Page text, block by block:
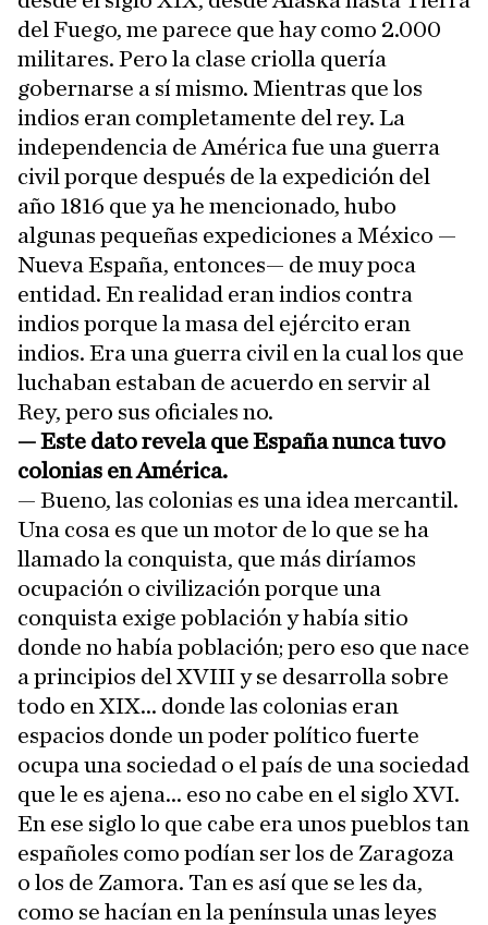
del Fuego, me parece que hay como 2.000
militares. Pero la clase criolla quería
gobernarse a sí mismo. Mientras que los
indios eran completamente del rey. La
independencia de América fue una guerra
civil porque después de la expedición del
año 1816 que ya he mencionado, hubo
algunas pequeñas expediciones a México —
Nueva España, entonces— de muy poca
entidad. En realidad eran indios contra
indios porque la masa del ejército eran
indios. Era una guerra civil en la cual los que
luchaban estaban de acuerdo en servir al
Rey, pero sus oficiales no.
— Este dato revela que España nunca tuvo
colonias en América.
— Bueno, las colonias es una idea mercantil.
Una cosa es que un motor de lo que se ha
llamado la conquista, que más diríamos
ocupación o civilización porque una
conquista exige población y había sitio
donde no había población; pero eso que nace
a principios del XVIII y se desarrolla sobre
todo en XIX... donde las colonias eran
espacios donde un poder político fuerte
ocupa una sociedad o el país de una sociedad
que le es ajena... eso no cabe en el siglo XVI.
En ese siglo lo que cabe era unos pueblos tan
españoles como podían ser los de Zaragoza
o los de Zamora. Tan es así que se les da,
como se hacían en la península unas leyes